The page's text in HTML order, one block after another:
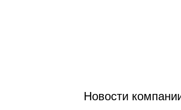
Новости